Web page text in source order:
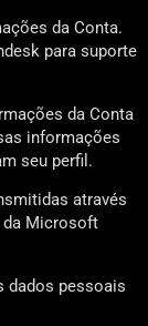
da Conta.
para suporte
da Conta
informações
seu perfil.
através
da Microsoft
dados pessoais